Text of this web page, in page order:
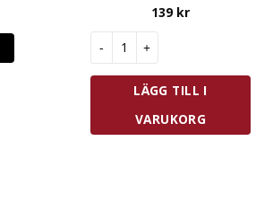
139 kr
Westmark Citruspress Glas
LÄGG TILL I
VARUKORG